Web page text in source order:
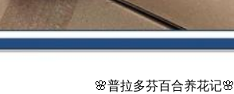
🌸普拉多芬百合养花记🌸